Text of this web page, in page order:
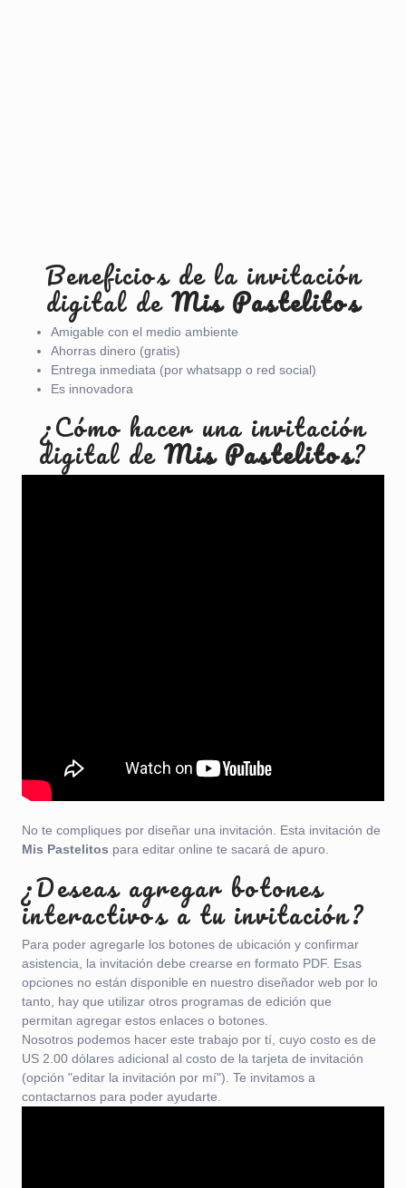
Beneficios de la invitación
digital de Mis Pastelitos
Amigable con el medio ambiente
Ahorras dinero (gratis)
Entrega inmediata (por whatsapp o red social)
Es innovadora
¿Cómo hacer una invitación
digital de Mis Pastelitos?
No te compliques por diseñar una invitación. Esta invitación de
Mis Pastelitos para editar online te sacará de apuro.
¿Deseas agregar botones
interactivos a tu invitación?
Para poder agregarle los botones de ubicación y confirmar
asistencia, la invitación debe crearse en formato PDF. Esas
opciones no están disponible en nuestro diseñador web por lo
tanto, hay que utilizar otros programas de edición que
permitan agregar estos enlaces o botones.
Nosotros podemos hacer este trabajo por tí, cuyo costo es de
US 2.00 dólares adicional al costo de la tarjeta de invitación
(opción "editar la invitación por mí"). Te invitamos a
contactarnos para poder ayudarte.